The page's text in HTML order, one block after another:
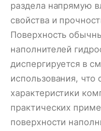
раздела напрямую
свойства и
Поверхность
наполнителей
диспергируется в
использования, что
характеристики
практических
поверхности